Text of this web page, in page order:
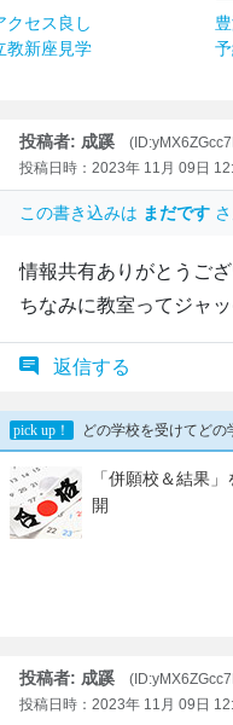
クセス良し
教新座見学
投稿者: 成蹊
投稿日時：2023年 11月 09日
この書き込みは まだです
情報共有ありがとうござ
ちなみに教室ってジャ
返信する
投稿者: 成蹊
投稿日時：2023年 11月 09日